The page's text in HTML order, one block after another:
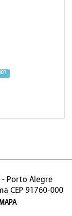
- Porto Alegre
CEP 91760-000